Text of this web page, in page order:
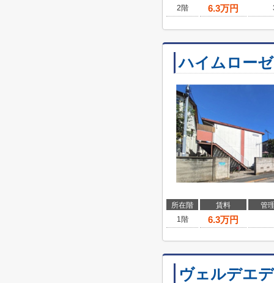
2階
6.3万円
ハイムローゼ
所在階 賃料
管
1階
6.3万円
ヴェルデエ